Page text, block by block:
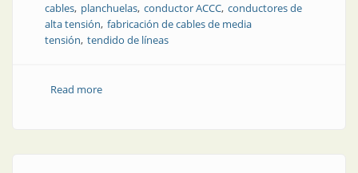
cables planchuelas conductor ACCC conductores de
alta tensión fabricación de cables de media
tensión tendido de líneas
Read moreabout IMSA: experta en conducción de energía